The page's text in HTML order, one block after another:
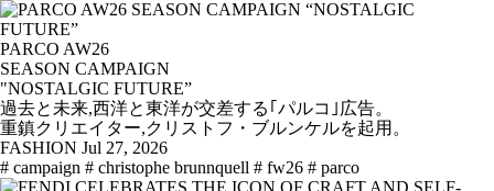
PARCO AW26
SEASON CAMPAIGN
"NOSTALGIC FUTURE”
過去と未来,西洋と東洋が交差する｢パルコ｣広告。
重鎮クリエイター,クリストフ・ブルンケルを起用。
FASHION Jul 27, 2026
# campaign # christophe brunnquell # fw26 # parco